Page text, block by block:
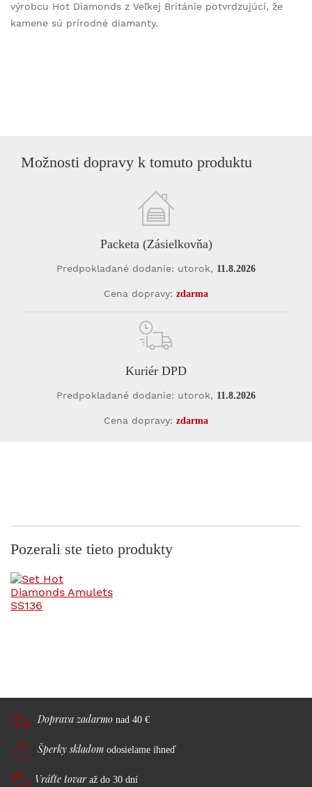
výrobcu Hot Diamonds z Veľkej Británie potvrdzujúci, že
kamene sú prírodné diamanty.
Možnosti dopravy k tomuto produktu
Packeta (Zásielkovňa)
Predpokladané dodanie: utorok, 11.8.2026
Cena dopravy: zdarma
Kuriér DPD
Predpokladané dodanie: utorok, 11.8.2026
Cena dopravy: zdarma
Pozerali ste tieto produkty
Doprava zadarmo nad 40 €
Šperky skladom odosielame ihneď
Vráťte tovaraž do 30 dní